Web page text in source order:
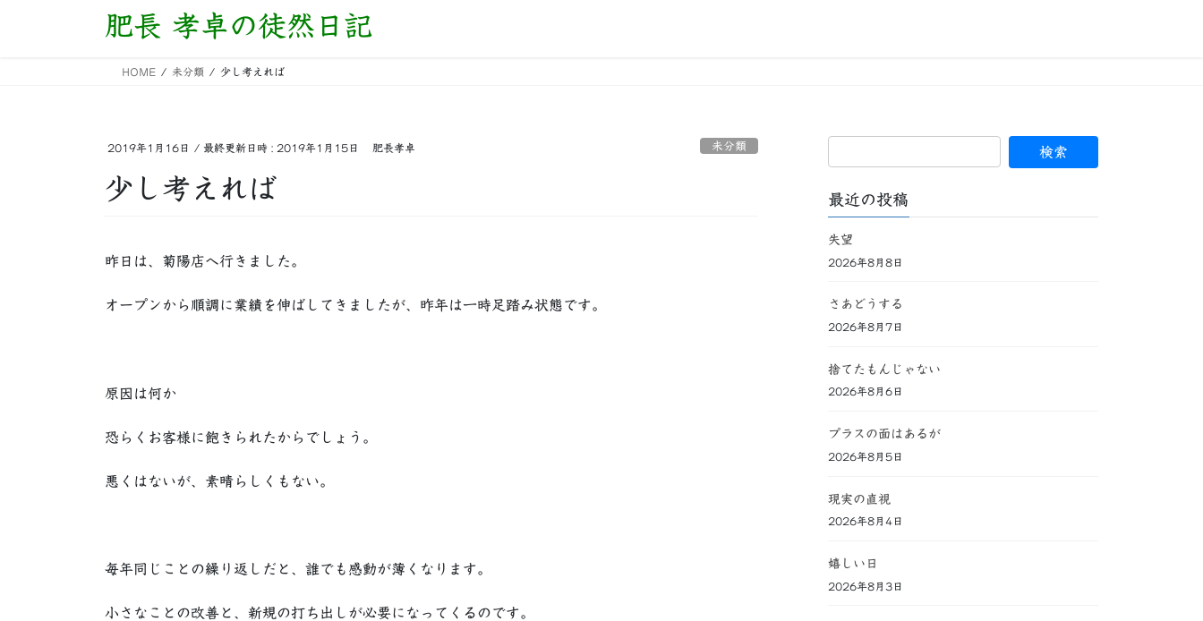
肥長 孝卓の徒然日記
HOME 未分類 少し考えれば
2019年1月16日 / 最終更新日時 : 2019年1月15日 肥長孝卓 未分類
少し考えれば
昨日は、菊陽店へ行きました。
オープンから順調に業績を伸ばしてきましたが、昨年は一時足踏み状態です。
原因は何か
恐らくお客様に飽きられたからでしょう。
悪くはないが、素晴らしくもない。
毎年同じことの繰り返しだと、誰でも感動が薄くなります。
小さなことの改善と、新規の打ち出しが必要になってくるのです。
最近の投稿
失望
2026年8月8日
さあどうする
2026年8月7日
捨てたもんじゃない
2026年8月6日
プラスの面はあるが
2026年8月5日
現実の直視
2026年8月4日
嬉しい日
2026年8月3日